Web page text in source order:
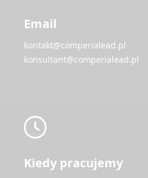
Email
kontakt@comperialead.pl
konsultant@comperialead.pl
Kiedy pracujemy